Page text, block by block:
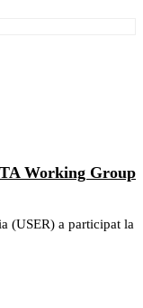
Working Group
(USER) a participat la